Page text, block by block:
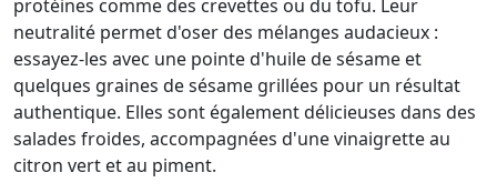
protéines comme des crevettes ou du tofu. Leur
neutralité permet d'oser des mélanges audacieux :
essayez-les avec une pointe d'huile de sésame et
quelques graines de sésame grillées pour un résultat
authentique. Elles sont également délicieuses dans des
salades froides, accompagnées d'une vinaigrette au
citron vert et au piment.